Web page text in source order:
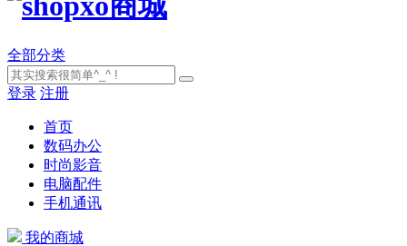
全部分类
登录 注册
首页
数码办公
时尚影音
电脑配件
手机通讯
我的商城